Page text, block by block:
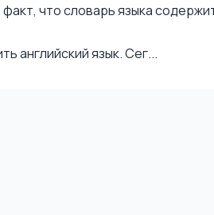
что словарь языка
английский язык. Сег...